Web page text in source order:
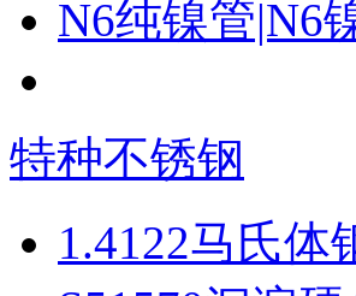
N6纯镍管|N6
特种不锈钢
1.4122马氏体